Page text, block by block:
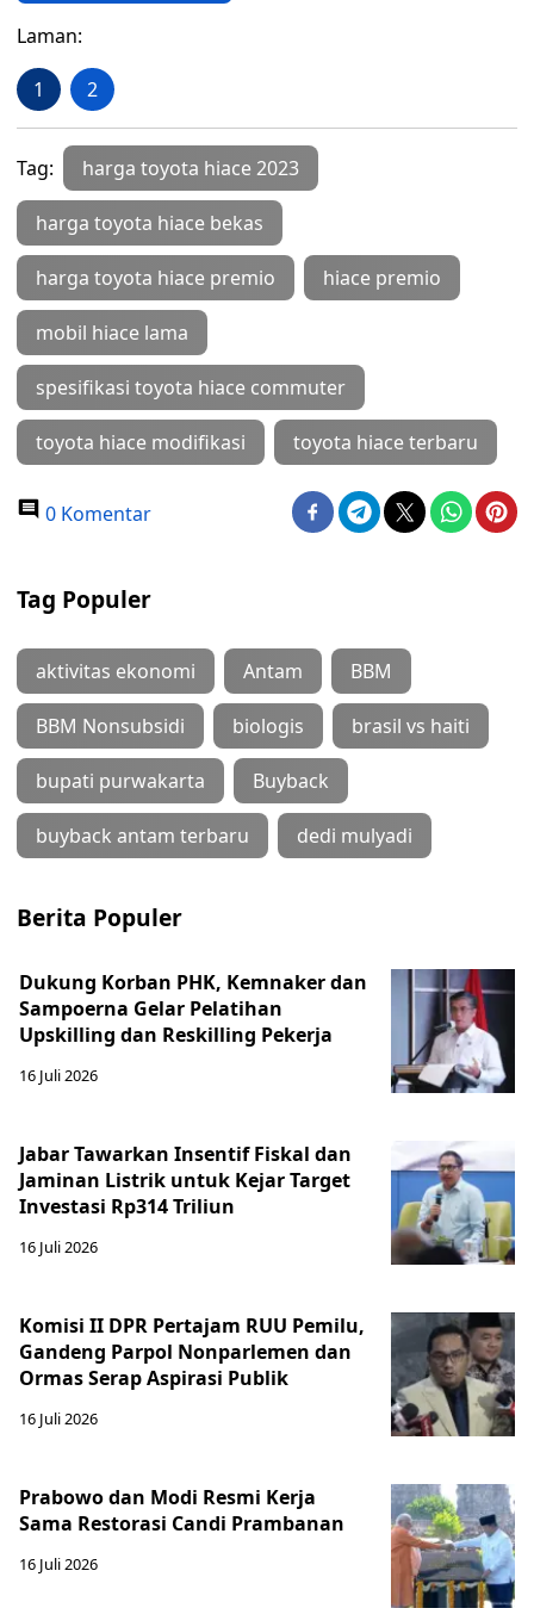
Laman:
1 2
Tag: harga toyota hiace 2023
harga toyota hiace bekas
harga toyota hiace premio hiace premio
mobil hiace lama
spesifikasi toyota hiace commuter
toyota hiace modifikasi toyota hiace terbaru
0 Komentar
Tag Populer
aktivitas ekonomi Antam BBM
BBM Nonsubsidi biologis brasil vs haiti
bupati purwakarta Buyback
buyback antam terbaru dedi mulyadi
Berita Populer
Dukung Korban PHK, Kemnaker dan
Sampoerna Gelar Pelatihan
Upskilling dan Reskilling Pekerja
16 Juli 2026
Jabar Tawarkan Insentif Fiskal dan
Jaminan Listrik untuk Kejar Target
Investasi Rp314 Triliun
16 Juli 2026
Komisi II DPR Pertajam RUU Pemilu,
Gandeng Parpol Nonparlemen dan
Ormas Serap Aspirasi Publik
16 Juli 2026
Prabowo dan Modi Resmi Kerja
Sama Restorasi Candi Prambanan
16 Juli 2026